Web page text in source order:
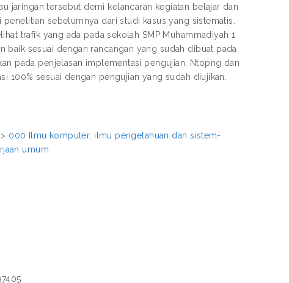
jaringan tersebut demi kelancaran kegiatan belajar dan
sebelumnya dari studi kasus yang sistematis.
trafik yang ada pada sekolah SMP Muhammadiyah 1
baik sesuai dengan rancangan yang sudah dibuat pada
pada penjelasan implementasi pengujian. Ntopng dan
100% sesuai dengan pengujian yang sudah diujikan.
> 000 Ilmu komputer, ilmu pengetahuan dan sistem-
umum